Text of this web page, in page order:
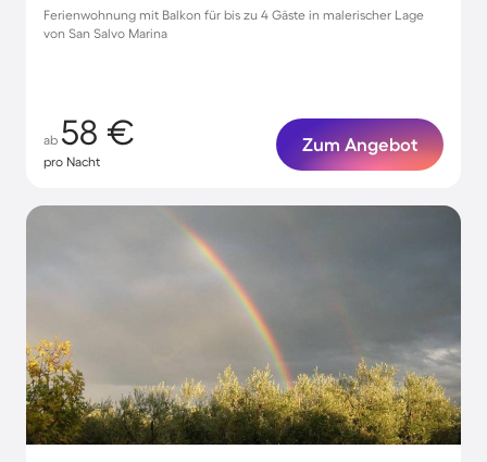
Ferienwohnung mit Balkon für bis zu 4 Gäste in malerischer Lage
von San Salvo Marina
ab 58 €
pro Nacht
Zum Angebot